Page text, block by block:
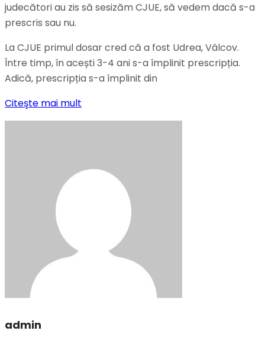
judecători au zis să sesizăm CJUE,să vedemdacă s-a
prescris sau nu.
LaCJUE primul dosar cred că a fost Udrea,Vâlcov.
Între timp,în acești 3-4 anis-aîmplinit prescripția.
Adică, prescripțias-aîmplinit din
Citeşte mai mult
admin